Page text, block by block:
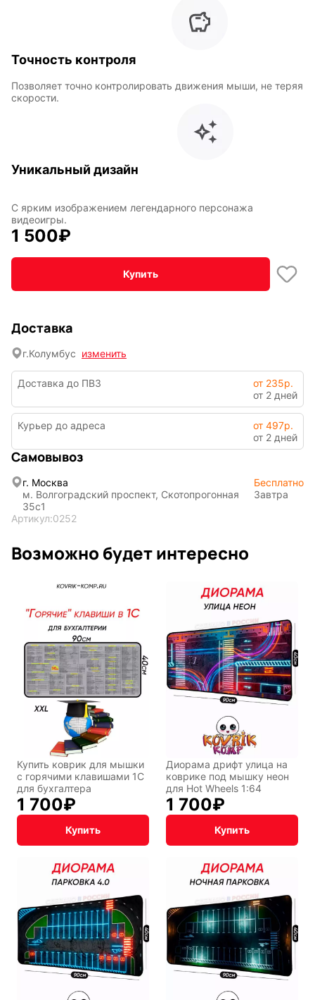
Точность контроля
Позволяет точно контролировать движения мыши, не теряя
скорости.
Уникальный дизайн
С ярким изображением легендарного персонажа
видеоигры.
1 500₽
Купить
Доставка
г.Колумбус изменить
Доставка до ПВЗ
от 235р.
от 2 дней
Курьер до адреса
от 497р.
от 2 дней
Самовывоз
г. Москва
м. Волгоградский проспект, Скотопрогонная
35с1
Бесплатно
Завтра
Артикул:0252
Возможно будет интересно
Купить коврик для мышки
с горячими клавишами 1С
для бухгалтера
1 700₽
Купить
Диорама дрифт улица на
коврике под мышку неон
для Hot Wheels 1:64
1 700₽
Купить
клавиши
ковра
INariArt Разное
По мотивам
Мистика
Подарочная
упаковка